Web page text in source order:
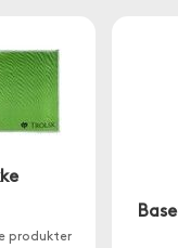
produkter